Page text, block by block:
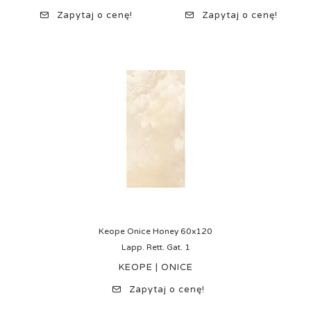
Zapytaj o cenę! Zapytaj o cenę!
Keope Onice Honey 60x120
Lapp. Rett. Gat. 1
KEOPE | ONICE
Zapytaj o cenę!